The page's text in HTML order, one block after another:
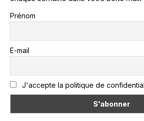
Prénom
E-mail
J'accepte la politique de